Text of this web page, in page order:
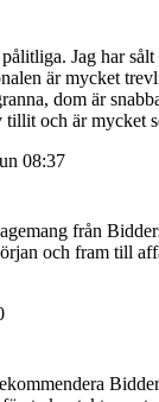
Jag har
är mycket
dom är
tillit och är mycket
08:37
från
och fram till